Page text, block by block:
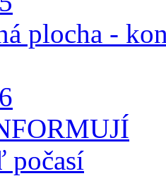
plocha -
počasí